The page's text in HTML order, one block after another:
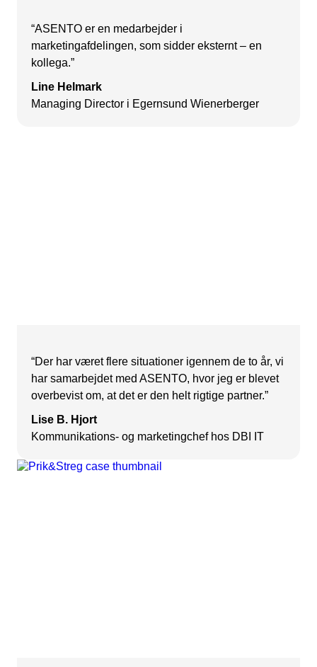
“ASENTO er en medarbejder i
marketingafdelingen, som sidder eksternt – en
kollega.”
Line Helmark
Managing Director i Egernsund Wienerberger
“Der har været flere situationer igennem de to år, vi
har samarbejdet med ASENTO, hvor jeg er blevet
overbevist om, at det er den helt rigtige partner.”
Lise B. Hjort
Kommunikations- og marketingchef hos DBI IT